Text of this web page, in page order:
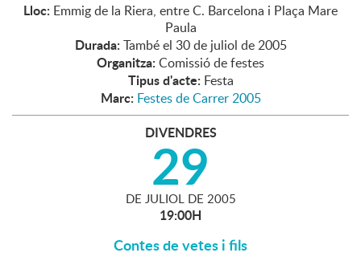
Lloc: Emmig de la Riera, entre C. Barcelona i Plaça Mare
Paula
Durada: També el 30 de juliol de 2005
Organitza: Comissió de festes
Tipus d'acte: Festa
Marc: Festes de Carrer 2005
DIVENDRES
29
DE JULIOL DE 2005
19:00H
Contes de vetes i fils